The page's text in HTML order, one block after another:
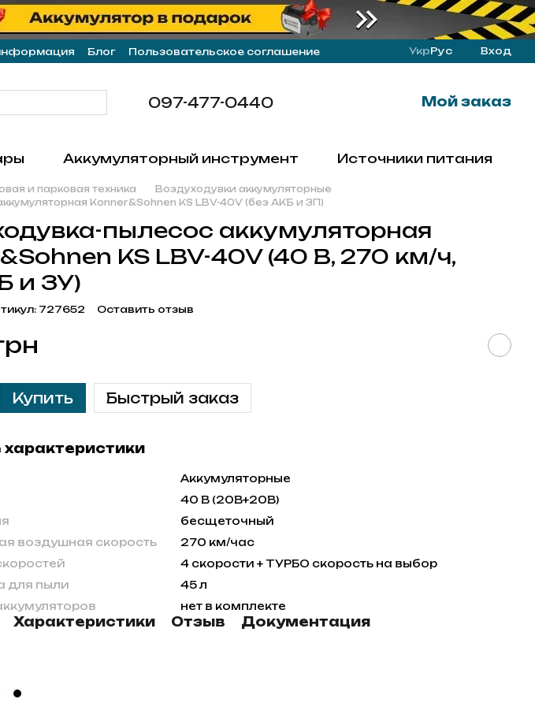
Блог Пользовательское соглашение УкрРус Вход
097-477-0440 Мой заказ
Аккумуляторный инструмент Источники питания
и парковая техника
Воздуходувки аккумуляторные
Konner&Sohnen KS LBV-40V (без АКБ и ЗП)
пылесос аккумуляторная
KS LBV-40V (40 В, 270 км/ч,
и ЗУ)
727652 Оставить отзыв
Купить Быстрый заказ
Аккумуляторные
40 В (20В+20В)
бесщеточный
воздушная скорость
270 км/час
4 скорости + ТУРБО скорость на выбор
для пыли
45 л
нет в комплекте
Характеристики Отзыв Документация